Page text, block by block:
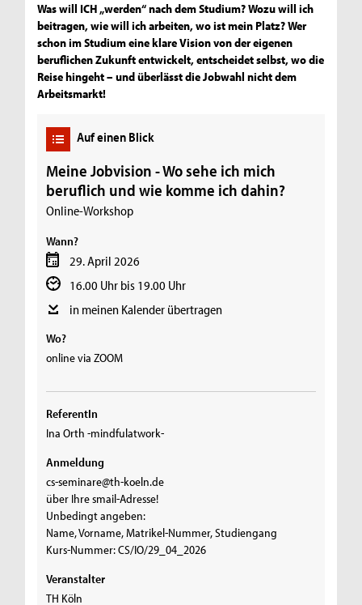
Was will ICH „werden“ nach dem Studium? Wozu will ich
beitragen, wie will ich arbeiten, wo ist mein Platz? Wer
schon im Studium eine klare Vision von der eigenen
beruflichen Zukunft entwickelt, entscheidet selbst, wo die
Reise hingeht – und überlässt die Jobwahl nicht dem
Arbeitsmarkt!
Auf einen Blick
Meine Jobvision - Wo sehe ich mich
beruflich und wie komme ich dahin?
Online-Workshop
Wann?
29. April 2026
16.00 Uhr bis 19.00 Uhr
in meinen Kalender übertragen
Wo?
online via ZOOM
ReferentIn
Ina Orth -mindfulatwork-
Anmeldung
cs-seminare@th-koeln.de
über Ihre smail-Adresse!
Unbedingt angeben:
Name, Vorname, Matrikel-Nummer, Studiengang
Kurs-Nummer: CS/IO/29_04_2026
Veranstalter
TH Köln